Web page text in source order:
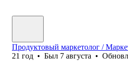
Продуктовый маркетолог /
21 год • Был 7 августа •